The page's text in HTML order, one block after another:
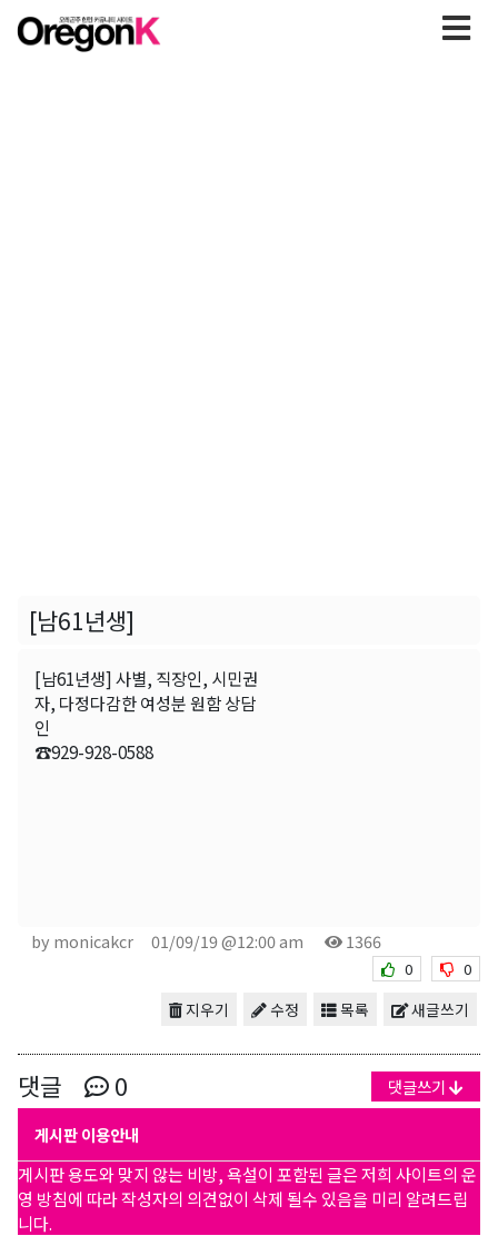
[남61년생]
[남61년생] 사별, 직장인, 시민권
자, 다정다감한 여성분 원함 상담
인
☎929-928-0588
by monicakcr 01/09/19 @12:00 am 1366
0 0
새글쓰기
목록
수정
지우기
댓글 0 댓글쓰기
게시판 이용안내
게시판 용도와 맞지 않는 비방, 욕설이 포함된 글은 저희 사이트의 운
영 방침에 따라 작성자의 의견없이 삭제 될수 있음을 미리 알려드립
니다.